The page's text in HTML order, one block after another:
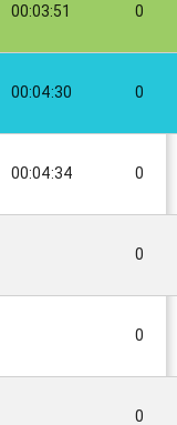
00:03:51 0
00:04:30 0
00:04:34 0
0
0
0